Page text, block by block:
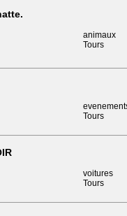
animaux
Tours
Tours
voitures
Tours